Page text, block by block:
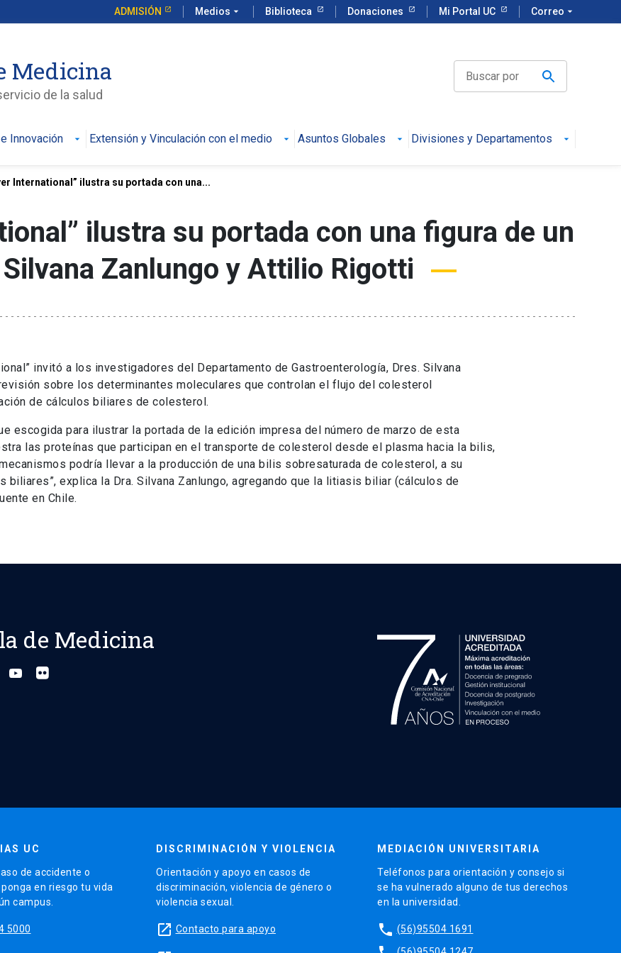
ADMISIÓN Medios arrow_drop_down Biblioteca Donaciones Mi Portal UC Correo arrow_drop_down
Medicina
de la salud
Innovación Extensión y Vinculación con el medio Asuntos Globales Divisiones y Departamentos
International” ilustra su portada con una...
ilustra su portada con una figura de un
Zanlungo y Attilio Rigotti
invitó a los investigadores del Departamento de Gastroenterología, Dres. Silvana
sobre los determinantes moleculares que controlan el flujo del colesterol
de cálculos biliares de colesterol.
escogida para ilustrar la portada de la edición impresa del número de marzo de esta
las proteínas que participan en el transporte de colesterol desde el plasma hacia la bilis,
podría llevar a la producción de una bilis sobresaturada de colesterol, a su
explica la Dra. Silvana Zanlungo, agregando que la litiasis biliar (cálculos de
en Chile.
de Medicina
UC
de accidente o
en riesgo tu vida
campus.
5000
DISCRIMINACIÓN Y VIOLENCIA
Orientación y apoyo en casos de
discriminación, violencia de género o
violencia sexual.
launch Contacto para apoyo
MEDIACIÓN UNIVERSITARIA
Teléfonos para orientación y consejo si
se ha vulnerado alguno de tus derechos
en la universidad.
phone (56)95504 1691